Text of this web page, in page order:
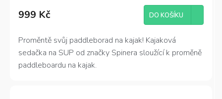
999 Kč DO KOŠÍKU
Proměntě svůj paddleborad na kajak! Kajaková
sedačka na SUP od značky Spinera sloužící k proměně
paddleboardu na kajak.